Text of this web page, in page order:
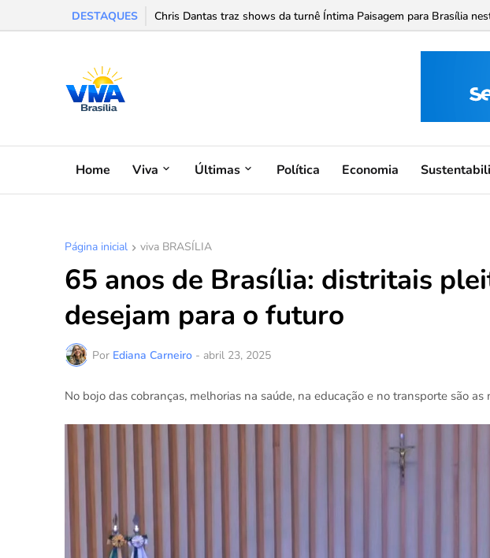
DESTAQUES Chris Dantas traz shows da turnê Íntima Paisagem para Brasília
Home Viva Últimas Política Economia
Página inicial viva BRASÍLIA
65 anos de Brasília: distritais
desejam para o futuro
Por Ediana Carneiro - abril 23, 2025
No bojo das cobranças, melhorias na saúde, na educação e no transporte são as